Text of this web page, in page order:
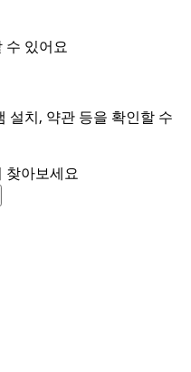
수 있어요
설치, 약관 등을 확인할 수
찾아보세요